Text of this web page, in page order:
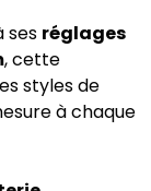
ses réglages
, cette
styles de
à chaque